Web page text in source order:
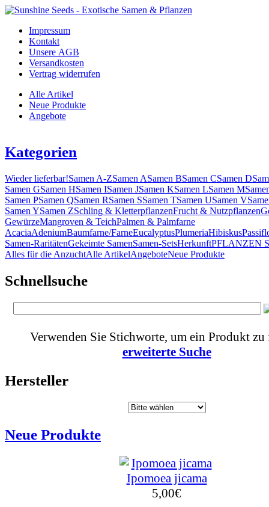
Impressum
Kontakt
Unsere AGB
Versandkosten
Vertrag widerrufen
Alle Artikel
Neue Produkte
Angebote
Kategorien
Wieder lieferbar!Samen A-ZSamen ASamen BSamen CSamen D
Samen GSamen HSamen ISamen JSamen KSamen LSamen M
Samen PSamen QSamen RSamen SSamen TSamen USamen V
Samen YSamen ZSchling & KletterpflanzenFrucht & Nutzpflanzen
GewürzeMangroven & TeichPalmen & Palmfarne
AcaciaAdeniumBaumfarne/FarneEucalyptusPlumeriaHibiskus
Samen-RaritätenGekeimte SamenSamen-SetsHerkunftPFLANZEN
Alles für die AnzuchtAlle ArtikelAngeboteNeue Produkte
Schnellsuche
Verwenden Sie Stichworte, um ein Produkt zu
erweiterte Suche
Hersteller
Neue Produkte
Ipomoea jicama
5,00€